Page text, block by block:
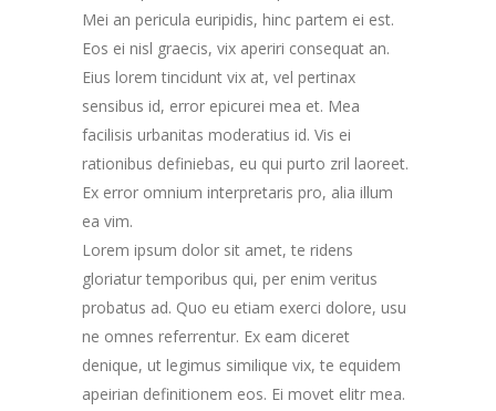
Mei an pericula euripidis, hinc partem ei est.
Eos ei nisl graecis, vix aperiri consequat an.
Eius lorem tincidunt vix at, vel pertinax
sensibus id, error epicurei mea et. Mea
facilisis urbanitas moderatius id. Vis ei
rationibus definiebas, eu qui purto zril laoreet.
Ex error omnium interpretaris pro, alia illum
ea vim.
Lorem ipsum dolor sit amet, te ridens
gloriatur temporibus qui, per enim veritus
probatus ad. Quo eu etiam exerci dolore, usu
ne omnes referrentur. Ex eam diceret
denique, ut legimus similique vix, te equidem
apeirian definitionem eos. Ei movet elitr mea.